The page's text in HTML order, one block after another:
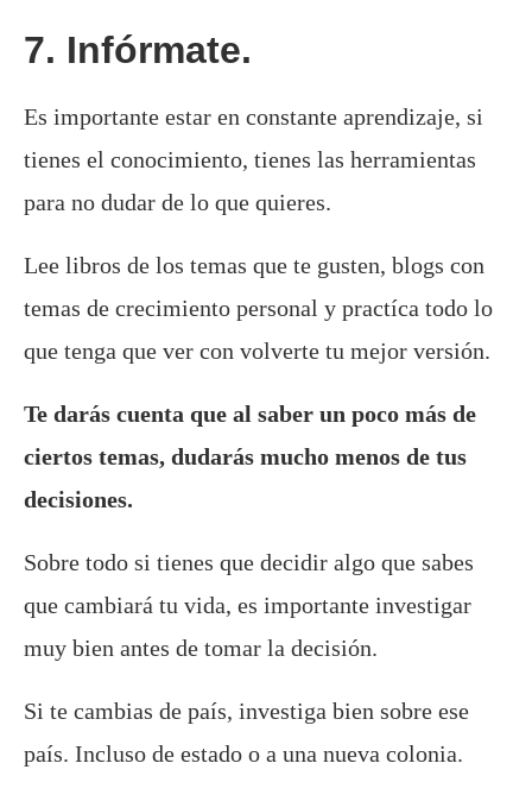
7. Infórmate.
Es importante estar en constante aprendizaje, si
tienes el conocimiento, tienes las herramientas
para no dudar de lo que quieres.
Lee libros de los temas que te gusten, blogs con
temas de crecimiento personal y practíca todo lo
que tenga que ver con volverte tu mejor versión.
Te darás cuenta que al saber un poco más de
ciertos temas, dudarás mucho menos de tus
decisiones.
Sobre todo si tienes que decidir algo que sabes
que cambiará tu vida, es importante investigar
muy bien antes de tomar la decisión.
Si te cambias de país, investiga bien sobre ese
país. Incluso de estado o a una nueva colonia.